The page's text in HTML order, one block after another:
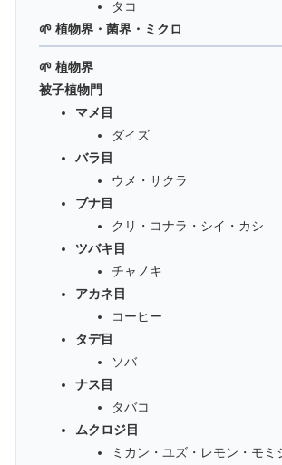
タコ
🌱 植物界・菌界・ミクロ
🌱 植物界
被子植物門
マメ目
ダイズ
バラ目
ウメ・サクラ
ブナ目
クリ・コナラ・シイ・カシ
ツバキ目
チャノキ
アカネ目
コーヒー
タデ目
ソバ
ナス目
タバコ
ムクロジ目
ミカン・ユズ・レモン・モミ